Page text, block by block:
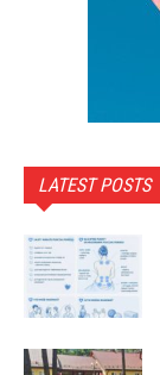
LATEST POSTS